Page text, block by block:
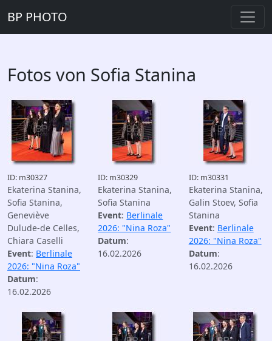
BP PHOTO
Fotos von Sofia Stanina
ID: m30327
Ekaterina Stanina,
Sofia Stanina,
Geneviève
Dulude-de Celles,
Chiara Caselli
Event: Berlinale
2026: "Nina Roza"
Datum:
16.02.2026
ID: m30329
Ekaterina Stanina,
Sofia Stanina
Event: Berlinale
2026: "Nina Roza"
Datum:
16.02.2026
ID: m30331
Ekaterina Stanina,
Galin Stoev, Sofia
Stanina
Event: Berlinale
2026: "Nina Roza"
Datum:
16.02.2026